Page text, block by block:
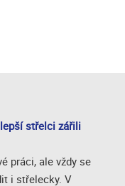
střelci zářili
práci, ale vždy se
i střelecky. V